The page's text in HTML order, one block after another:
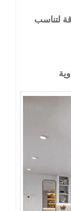
لتناسب